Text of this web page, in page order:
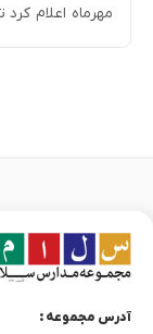
مهرماه اعلام
آدرس مجموعه :